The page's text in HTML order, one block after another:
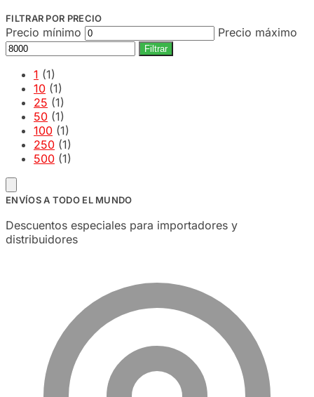
FILTRAR POR PRECIO
Precio mínimo Precio máximo
Filtrar
1 (1)
10 (1)
25 (1)
50 (1)
100 (1)
250 (1)
500 (1)
ENVÍOS A TODO EL MUNDO
Descuentos especiales para importadores y
distribuidores